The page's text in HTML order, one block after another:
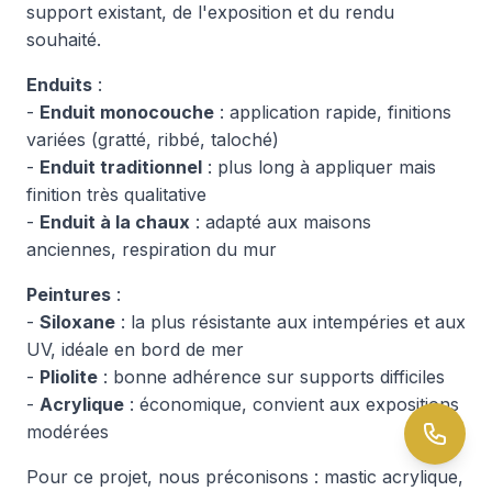
support existant, de l'exposition et du rendu
souhaité.
Enduits :
- Enduit monocouche : application rapide, finitions
variées (gratté, ribbé, taloché)
- Enduit traditionnel : plus long à appliquer mais
finition très qualitative
- Enduit à la chaux : adapté aux maisons
anciennes, respiration du mur
Peintures :
- Siloxane : la plus résistante aux intempéries et aux
UV, idéale en bord de mer
- Pliolite : bonne adhérence sur supports difficiles
- Acrylique : économique, convient aux expositions
modérées
Pour ce projet, nous préconisons : mastic acrylique,